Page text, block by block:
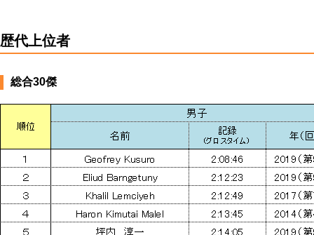
歴代上位者
総合30傑